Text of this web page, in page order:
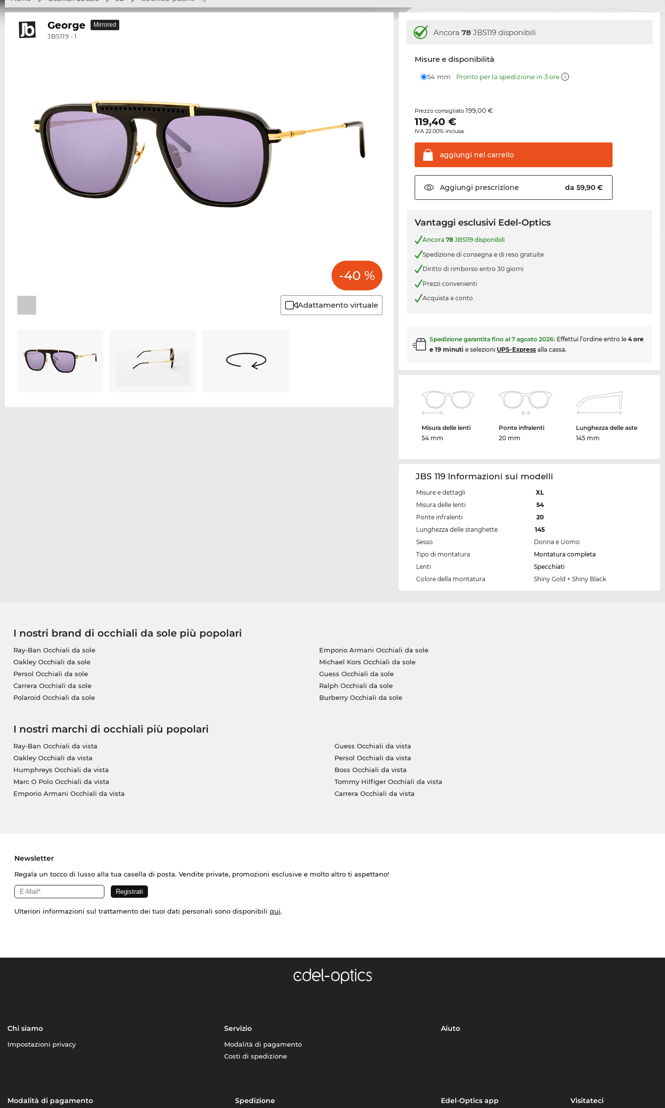
George
JBS119 - 1
Mirrored
-40 %
Adattamento virtuale
Ancora78 JBS119 disponibili
Misure e disponibilità
54 mm Pronto per la spedizione in 3 ore
Prezzo consigliato199,00 €
119,40 €
IVA 22.00% inclusa.
aggiungi nel carrello
Aggiungi prescrizione da 59,90 €
Vantaggi esclusivi Edel-Optics
Ancora78 JBS119 disponibili
Spedizione di consegna e di reso gratuite
Diritto di rimborso entro 30 giorni
Prezzi convenienti
Acquista a conto
Spedizione garantita fino al7 agosto 2026: Effettui l’ordine entro le4 ore
e 19 minuti e selezioni UPS-Express alla cassa.
Misura delle lenti
54 mm
Ponte infralenti
20 mm
Lunghezza delle aste
145 mm
JBS 119 Informazioni sui modelli
Misure e dettagli
XL
Misura delle lenti
54
Ponte infralenti
20
Lunghezza delle stanghette
145
Sesso
Donna e Uomo
Tipo di montatura
Montatura completa
Lenti
Specchiati
Colore della montatura
Shiny Gold + Shiny Black
I nostri brand di occhiali da sole più popolari
Ray-Ban Occhiali da sole
Oakley Occhiali da sole
Persol Occhiali da sole
Carrera Occhiali da sole
Polaroid Occhiali da sole
Emporio Armani Occhiali da sole
Michael Kors Occhiali da sole
Guess Occhiali da sole
Ralph Occhiali da sole
Burberry Occhiali da sole
I nostri marchi di occhiali più popolari
Ray-Ban Occhiali da vista
Oakley Occhiali da vista
Humphreys Occhiali da vista
Marc O Polo Occhiali da vista
Emporio Armani Occhiali da vista
Guess Occhiali da vista
Persol Occhiali da vista
Boss Occhiali da vista
Tommy Hilfiger Occhiali da vista
Carrera Occhiali da vista
Newsletter
Regala un tocco di lusso alla tua casella di posta. Vendite private, promozioni esclusive e molto altro ti aspettano!
Ulteriori informazioni sul trattamento dei tuoi dati personali sono disponibili qui.
Chi siamo
Impostazioni privacy
Servizio
Modalità di pagamento
Costi di spedizione
Aiuto
Modalità di pagamento Spedizione Edel-Optics app Visitateci